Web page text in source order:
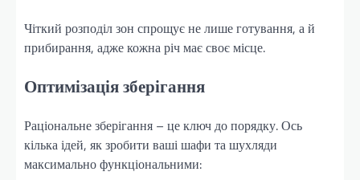
Чіткий розподіл зон спрощує не лише готування, а й
прибирання, адже кожна річ має своє місце.
Оптимізація зберігання
Раціональне зберігання – це ключ до порядку. Ось
кілька ідей, як зробити ваші шафи та шухляди
максимально функціональними: